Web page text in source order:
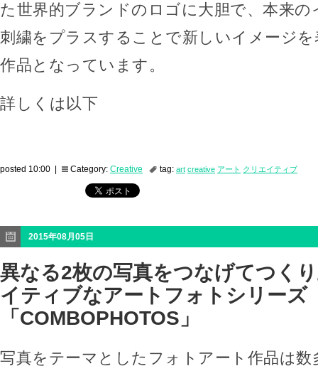
た世界的ブランドのロゴに大胆で、本来
刺繍をプラスすることで新しいイメージ
作品となっています。
詳しくは以下
posted 10:00 | Category: Creative tag: art creative アート クリエイティブ
2015年08月05日
異なる2枚の写真をつなげてつく
イティブなアートフォトシリーズ
「COMBOPHOTOS」
写真をテーマとしたフォトアート作品は